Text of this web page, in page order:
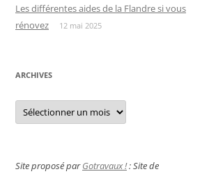
Les différentes aides de la Flandre si vous
rénovez
12 mai 2025
ARCHIVES
Archives
Site proposé parGotravaux !: Site de